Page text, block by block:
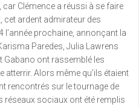
car Clémence a réussi à se faire
cet ardent admirateur des
prochaine, annonçant la
Paredes, Julia Lawrens
Gabano ont rassemblé les
atterrir. Alors même qu’ils étaient
rencontrés sur le tournage de
réseaux sociaux ont été remplis